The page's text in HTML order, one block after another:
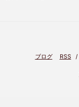
ブログ RSS /